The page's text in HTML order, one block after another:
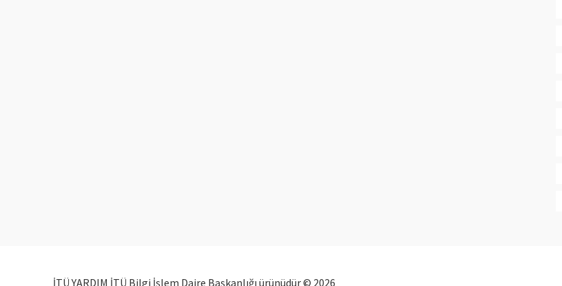
İTÜ YARDIM İTÜ Bilgi İşlem Daire Başkanlığı ürünüdür © 2026